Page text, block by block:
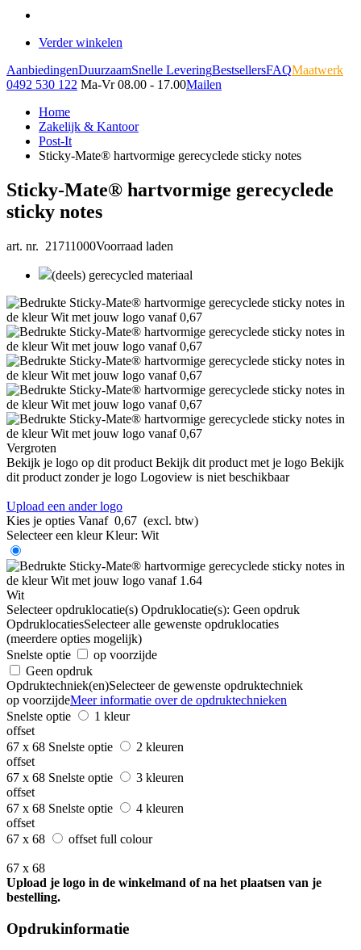
Verder winkelen
AanbiedingenDuurzaamSnelle LeveringBestsellersFAQMaatwerk
0492 530 122 Ma-Vr 08.00 - 17.00Mailen
Home
Zakelijk & Kantoor
Post-It
Sticky-Mate® hartvormige gerecyclede sticky notes
Sticky-Mate® hartvormige gerecyclede
sticky notes
art. nr. 21711000Voorraad laden
(deels) gerecycled materiaal
Vergroten
Bekijk je logo op dit product Bekijk dit product met je logo Bekijk
dit product zonder je logo Logoview is niet beschikbaar
Upload een ander logo
Kies je opties Vanaf 0,67 (excl. btw)
Selecteer een kleur Kleur: Wit
Wit
Selecteer opdruklocatie(s) Opdruklocatie(s): Geen opdruk
OpdruklocatiesSelecteer alle gewenste opdruklocaties
(meerdere opties mogelijk)
Snelste optie
op voorzijde
Geen opdruk
Opdruktechniek(en)Selecteer de gewenste opdruktechniek
op voorzijdeMeer informatie over de opdruktechnieken
Snelste optie
1 kleur
offset
67 x 68 Snelste optie
2 kleuren
offset
67 x 68 Snelste optie
3 kleuren
offset
67 x 68 Snelste optie
4 kleuren
offset
67 x 68
offset full colour
67 x 68
Upload je logo in de winkelmand of na het plaatsen van je
bestelling.
Opdrukinformatie